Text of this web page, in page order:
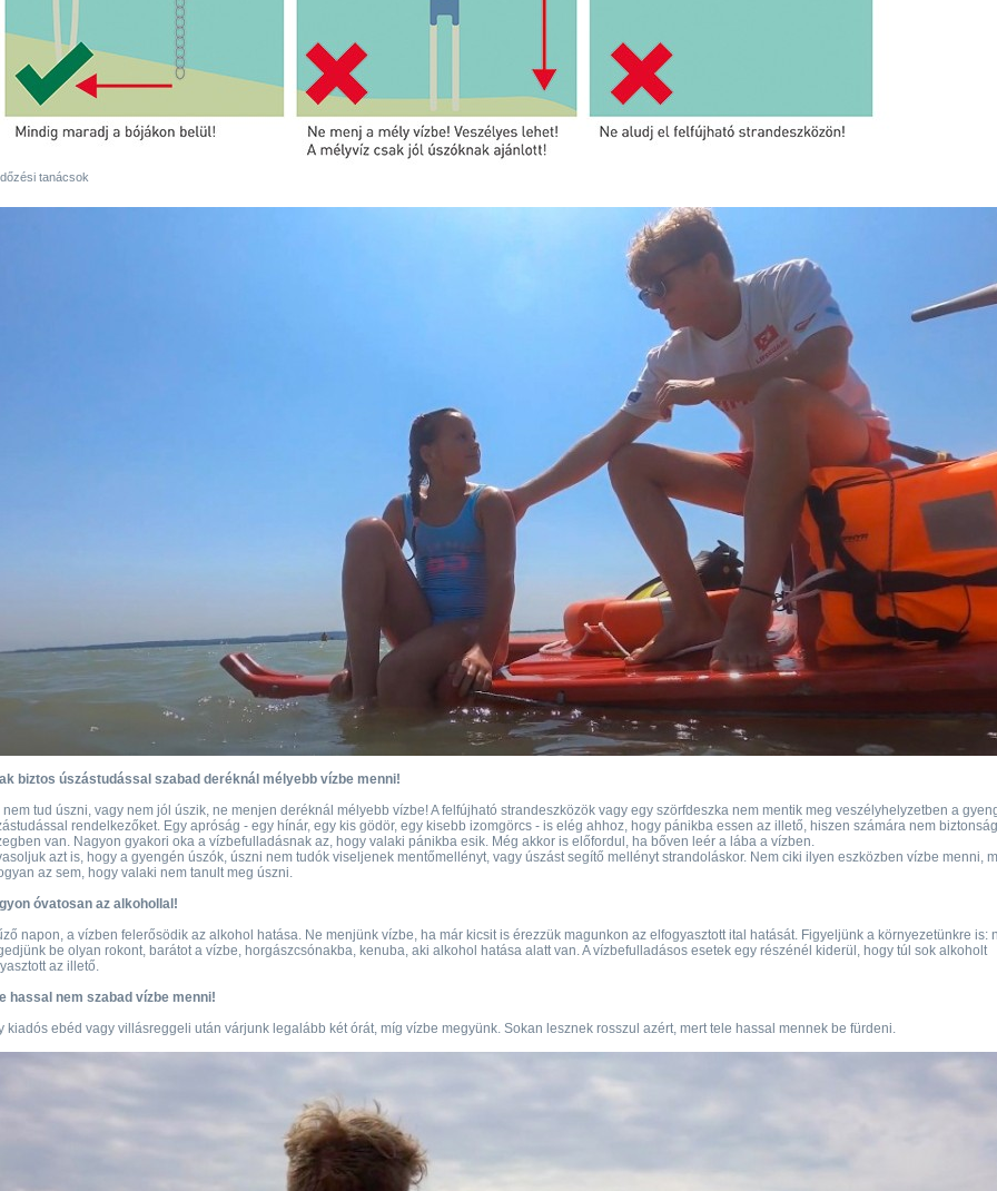
tanácsok
biztos úszástudással szabad deréknál mélyebb vízbe menni!
nem tud úszni, vagy nem jól úszik, ne menjen deréknál mélyebb vízbe! A felfújható strandeszközök vagy egy szörfdeszka nem mentik meg veszélyhelyzetben a
rendelkezőket. Egy apróság - egy hínár, egy kis gödör, egy kisebb izomgörcs - is elég ahhoz, hogy pánikba essen az illető, hiszen számára nem
van. Nagyon gyakori oka a vízbefulladásnak az, hogy valaki pánikba esik. Még akkor is előfordul, ha bőven leér a lába a vízben.
azt is, hogy a gyengén úszók, úszni nem tudók viseljenek mentőmellényt, vagy úszást segítő mellényt strandoláskor. Nem ciki ilyen eszközben vízbe menni,
az sem, hogy valaki nem tanult meg úszni.
óvatosan az alkohollal!
napon, a vízben felerősödik az alkohol hatása. Ne menjünk vízbe, ha már kicsit is érezzük magunkon az elfogyasztott ital hatását. Figyeljünk a környezetünkre is:
be olyan rokont, barátot a vízbe, horgászcsónakba, kenuba, aki alkohol hatása alatt van. A vízbefulladásos esetek egy részénél kiderül, hogy túl sok alkoholt
az illető.
hassal nem szabad vízbe menni!
kiadós ebéd vagy villásreggeli után várjunk legalább két órát, míg vízbe megyünk. Sokan lesznek rosszul azért, mert tele hassal mennek be fürdeni.